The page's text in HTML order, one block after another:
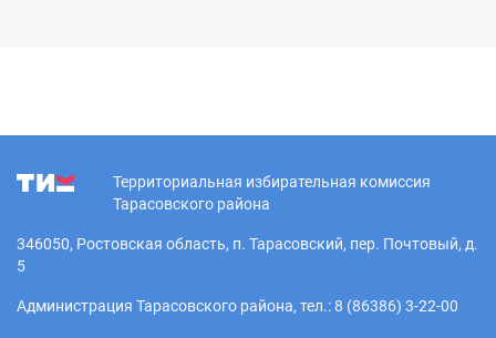
Территориальная избирательная комиссия
Тарасовского района
346050, Ростовская область, п. Тарасовский, пер. Почтовый, д.
5
Администрация Тарасовского района, тел.: 8 (86386) 3-22-00